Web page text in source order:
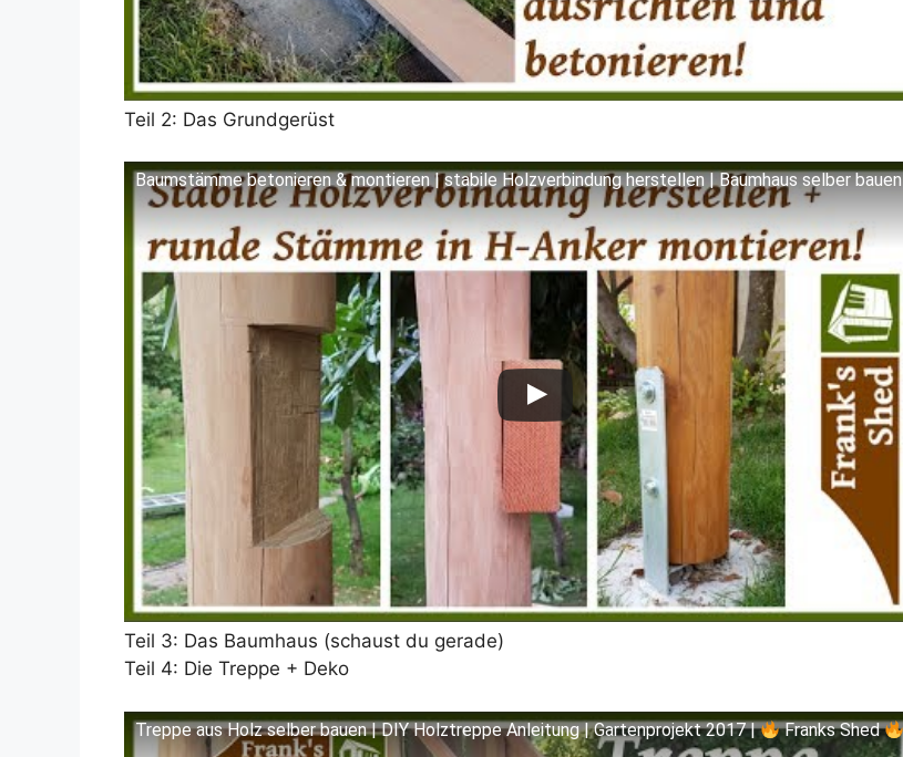
Teil 2: Das Grundgerüst
Baumstämme betonieren & montieren | stabile Holzverbindung herstellen | Baumhaus selber bauen
Dieses Video auf YouTube ansehen
Teil 3: Das Baumhaus (schaust du gerade)
Teil 4: Die Treppe + Deko
Treppe aus Holz selber bauen | DIY Holztreppe Anleitung | Gartenprojekt 2017 | Franks Shed